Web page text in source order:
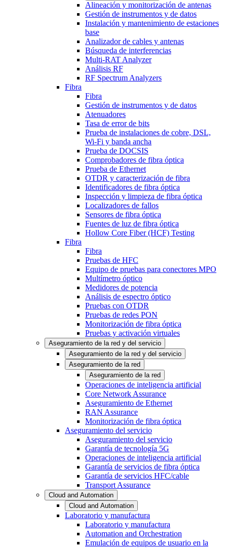
Alineación y monitorización de antenas
Gestión de instrumentos y de datos
Instalación y mantenimiento de estaciones
base
Analizador de cables y antenas
Búsqueda de interferencias
Multi-RAT Analyzer
Análisis RF
RF Spectrum Analyzers
Fibra
Fibra
Gestión de instrumentos y de datos
Atenuadores
Tasa de error de bits
Prueba de instalaciones de cobre, DSL,
Wi-Fi y banda ancha
Prueba de DOCSIS
Comprobadores de fibra óptica
Prueba de Ethernet
OTDR y caracterización de fibra
Identificadores de fibra óptica
Inspección y limpieza de fibra óptica
Localizadores de fallos
Sensores de fibra óptica
Fuentes de luz de fibra óptica
Hollow Core Fiber (HCF) Testing
Fibra
Fibra
Pruebas de HFC
Equipo de pruebas para conectores MPO
Multímetro óptico
Medidores de potencia
Análisis de espectro óptico
Pruebas con OTDR
Pruebas de redes PON
Monitorización de fibra óptica
Pruebas y activación virtuales
Aseguramiento de la red y del servicio
Aseguramiento de la red y del servicio
Aseguramiento de la red
Aseguramiento de la red
Operaciones de inteligencia artificial
Core Network Assurance
Aseguramiento de Ethernet
RAN Assurance
Monitorización de fibra óptica
Aseguramiento del servicio
Aseguramiento del servicio
Garantía de tecnología 5G
Operaciones de inteligencia artificial
Garantía de servicios de fibra óptica
Garantía de servicios HFC/cable
Transport Assurance
Cloud and Automation
Cloud and Automation
Laboratorio y manufactura
Laboratorio y manufactura
Automation and Orchestration
Emulación de equipos de usuario en la